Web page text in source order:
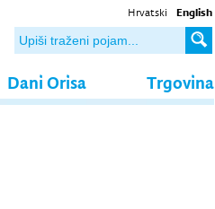
Hrvatski English
Dani Orisa Trgovina